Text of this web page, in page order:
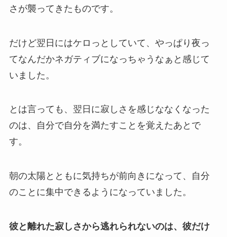
さが襲ってきたものです。
だけど翌日にはケロっとしていて、やっぱり夜っ
てなんだかネガティブになっちゃうなぁと感じて
いました。
とは言っても、翌日に寂しさを感じななくなった
のは、自分で自分を満たすことを覚えたあとで
す。
朝の太陽とともに気持ちが前向きになって、自分
のことに集中できるようになっていました。
彼と離れた寂しさから逃れられないのは、彼だけ